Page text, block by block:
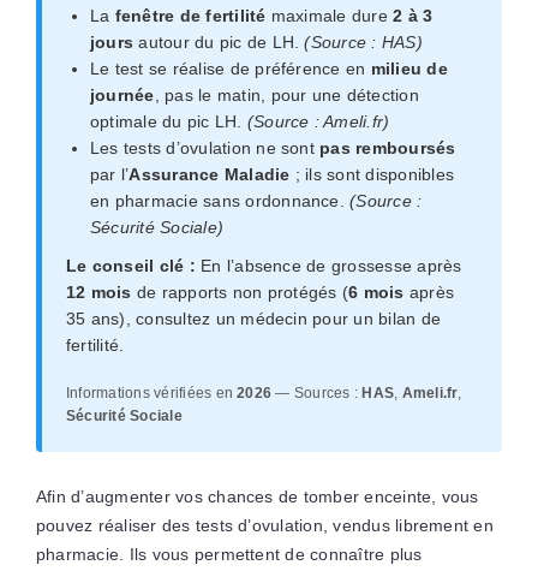
La fenêtre de fertilité maximale dure2 à 3
jours autour du pic de LH.(Source : HAS)
Le test se réalise de préférence en milieu de
journée , pas le matin, pour une détection
optimale du pic LH. (Source : Ameli.fr)
Les tests d’ovulation ne sont pas remboursés
par l’Assurance Maladie ; ils sont disponibles
en pharmacie sans ordonnance.(Source :
Sécurité Sociale)
Le conseil clé : En l’absence de grossesse après
12 mois de rapports non protégés (6 mois après
35 ans), consultez un médecin pour un bilan de
fertilité.
Informations vérifiées en2026 — Sources : HAS, Ameli.fr,
Sécurité Sociale
Afin d’augmenter vos chances de tomber enceinte, vous
pouvez réaliser des tests d’ovulation, vendus librement en
pharmacie. Ils vous permettent de connaître plus